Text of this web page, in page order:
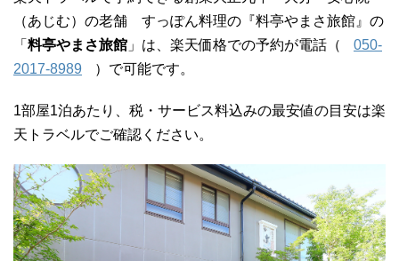
（あじむ）の老舗 すっぽん料理の『料亭やまさ旅館』の
「 料亭やまさ旅館 」は、楽天価格での予約が電話（
050-
2017-8989
）で可能です。
1部屋1泊あたり、税・サービス料込みの最安値の目安は楽
天トラベルでご確認ください。